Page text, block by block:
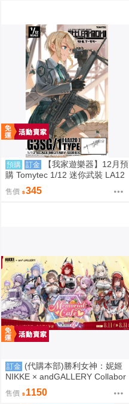
預購 訂金
【我家遊樂器】12月預
購 Tomytec 1/12 迷你武裝 LA12
0 G3SG/1 TYPE
售價 345
訂金 (代購本部)勝利女神：妮姬
NIKKE × andGALLERY Collabor
ation Café season4 期間數量限
定合作物販 8.27結單
售價 1150